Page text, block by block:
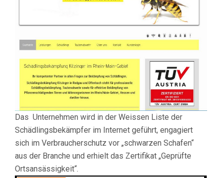
Das Unternehmen wird in der Weissen Liste der
Schädlingsbekämpfer im Internet geführt, engagiert
sich im Verbraucherschutz vor „schwarzen Schafen“
aus der Branche und erhielt das Zertifikat „Geprüfte
Ortsansässigkeit“.